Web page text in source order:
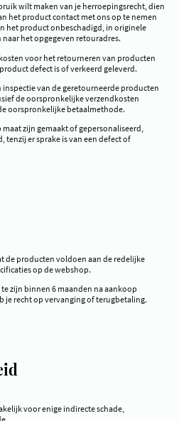
wilt maken van je herroepingsrecht, dien
het product contact met ons op te nemen
het product onbeschadigd, in originele
het opgegeven retouradres.
voor het retourneren van producten
defect is of verkeerd geleverd.
inspectie van de geretourneerde producten
de oorspronkelijke verzendkosten
oorspronkelijke betaalmethode.
maat zijn gemaakt of gepersonaliseerd,
er sprake is van een defect of
de producten voldoen aan de redelijke
op de webshop.
zijn binnen 6 maanden na aankoop
recht op vervanging of terugbetaling.
voor enige indirecte schade,